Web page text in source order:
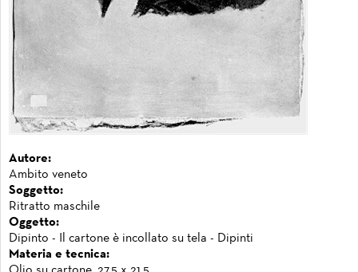
Autore:
Ambito veneto
Soggetto:
Ritratto maschile
Oggetto:
Dipinto - Il cartone è incollato su tela - Dipinti
Materia e tecnica: